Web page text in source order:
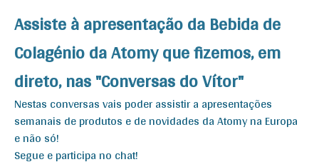
Assiste à apresentação da Bebida de
Colagénio da Atomy que fizemos, em
direto, nas "Conversas do Vítor"
Nestas conversas vais poder assistir a apresentações
semanais de produtos e de novidades da Atomy na Europa
e não só!
Segue e participa no chat!